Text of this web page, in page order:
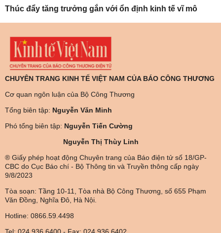
Thúc đẩy tăng trưởng gắn với ổn định kinh tế vĩ mô
CHUYÊN TRANG KINH TẾ VIỆT NAM CỦA BÁO CÔNG THƯƠNG
Cơ quan ngôn luận của Bộ Công Thương
Tổng biên tập: Nguyễn Văn Minh
Phó tổng biên tập: Nguyễn Tiến Cường
Nguyễn Thị Thùy Linh
® Giấy phép hoạt động Chuyên trang của Báo điện tử số 18/GP-
CBC do Cục Báo chí - Bộ Thông tin và Truyền thông cấp ngày
9/8/2023
Tòa soạn: Tầng 10-11, Tòa nhà Bộ Công Thương, số 655 Phạm
Văn Đồng, Nghĩa Đô, Hà Nội.
Hotline: 0866.59.4498